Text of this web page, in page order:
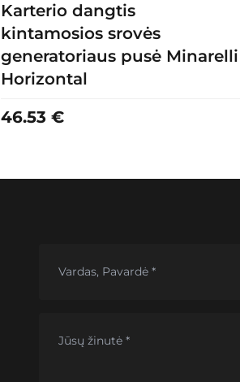
Karterio dangtis
kintamosios srovės
generatoriaus pusė Minarelli
Horizontal
46.53 €